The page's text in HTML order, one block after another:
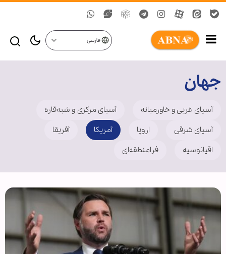
فارسی
جهان
آسیای غربی و خاورمیانه
آسیای مرکزی و شبه‌قاره
آسیای شرقی
اروپا آمریکا
آفریقا
اقیانوسیه
فرامنطقه‌ای